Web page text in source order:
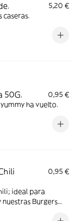
5,20 €
caseras.
50G.
0,95 €
ha vuelto.
0,95 €
ideal para
Burgers